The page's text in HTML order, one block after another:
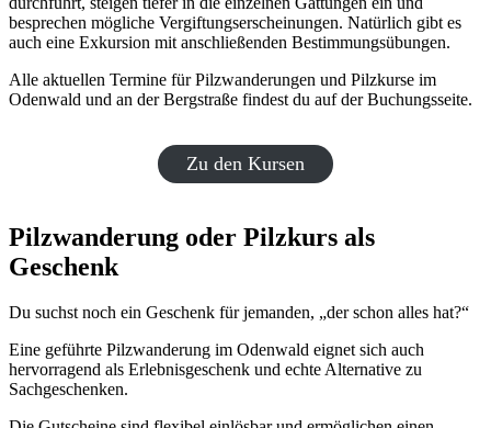
besprechen mögliche Vergiftungserscheinungen. Natürlich gibt es
auch eine Exkursion mit anschließenden Bestimmungsübungen.
Alle aktuellen Termine für Pilzwanderungen und Pilzkurse im
Odenwald und an der Bergstraße findest du auf der Buchungsseite.
Zu den Kursen
Pilzwanderung oder Pilzkurs als
Geschenk
Du suchst noch ein Geschenk für jemanden, „der schon alles hat?“
Eine geführte Pilzwanderung im Odenwald eignet sich auch
hervorragend als Erlebnisgeschenk und echte Alternative zu
Sachgeschenken.